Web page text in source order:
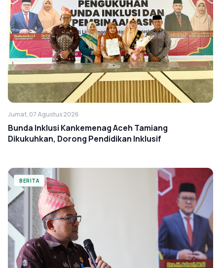
Jumat, 07 Agustus 2026
Bunda Inklusi Kankemenag Aceh Tamiang
Dikukuhkan, Dorong Pendidikan Inklusif
BERITA